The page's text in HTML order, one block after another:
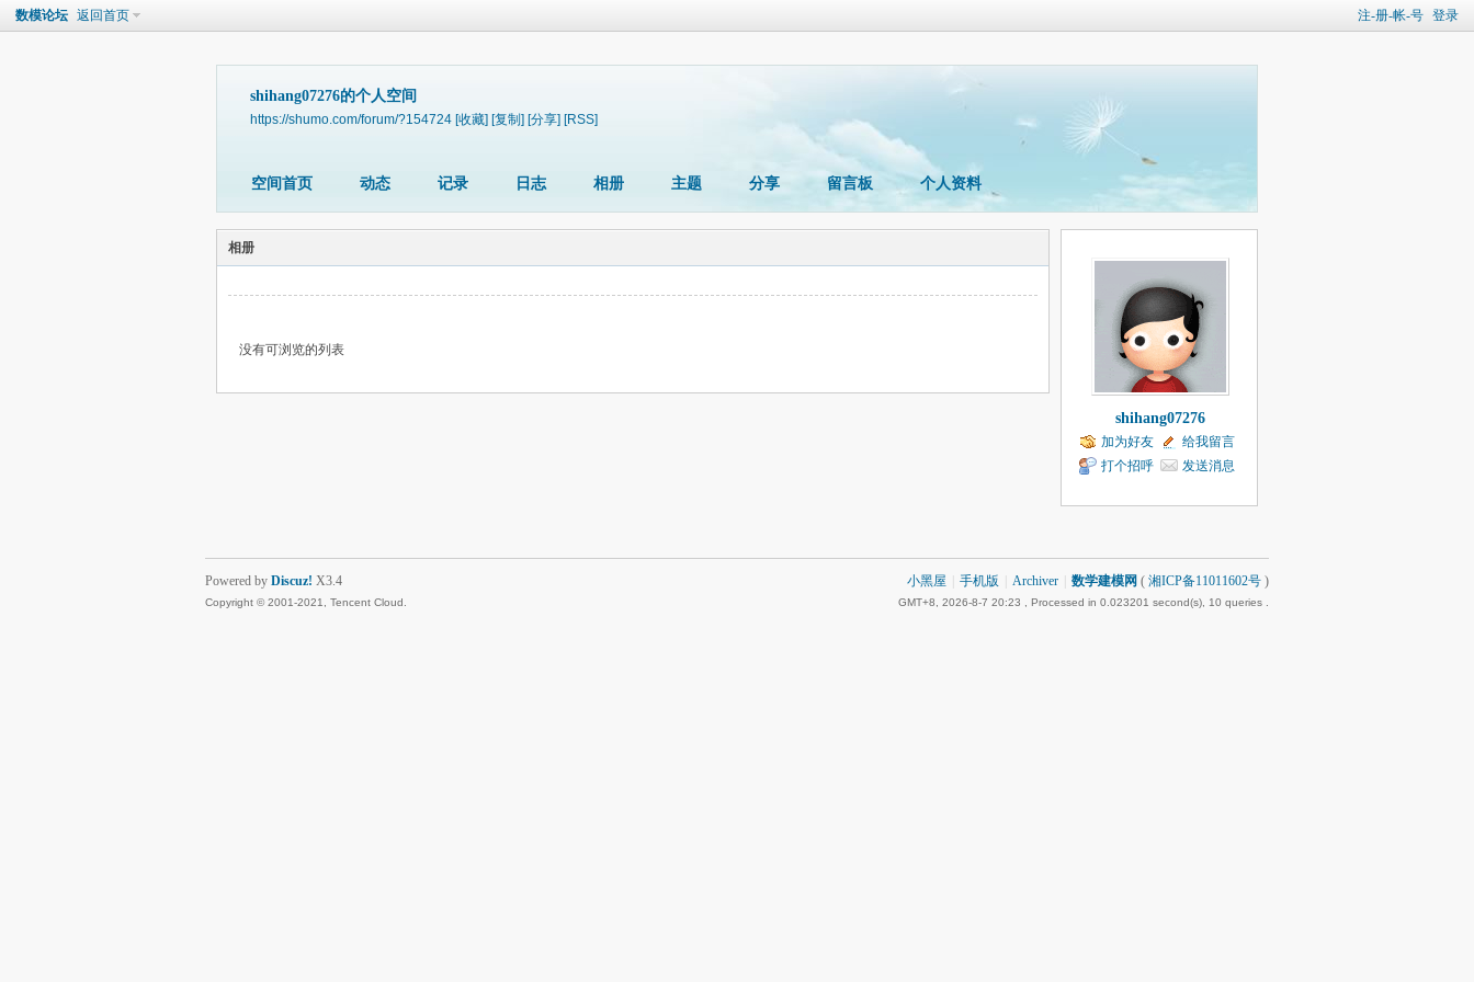
注-册-帐-号 登录
数模论坛 返回首页
shihang07276的个人空间
https://shumo.com/forum/?154724 [收藏] [复制] [分享] [RSS]
空间首页 动态 记录 日志 相册 主题 分享 留言板 个人资料
相册
没有可浏览的列表
shihang07276
加为好友
给我留言
打个招呼
发送消息
小黑屋 手机版 Archiver 数学建模网 ( 湘ICP备11011602号 )
GMT+8, 2026-8-7 20:23 , Processed in 0.023201 second(s), 10 queries .
Powered by Discuz! X3.4
Copyright © 2001-2021, Tencent Cloud.